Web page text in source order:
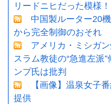
リードニヒだった模様！
中国製ルーター20
から完全制御のおそれ
アメリカ・ミシガ
スラム教徒の“急進左派
ンプ氏は批判
【画像】温泉女子
提供